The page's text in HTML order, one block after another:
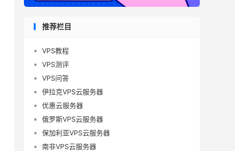
推荐栏目
VPS教程
VPS测评
VPS问答
伊拉克VPS云服务器
优惠云服务器
俄罗斯VPS云服务器
保加利亚VPS云服务器
南非VPS云服务器